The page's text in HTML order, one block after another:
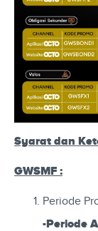
Syarat dan
GWSMF :
Periode
-Periode